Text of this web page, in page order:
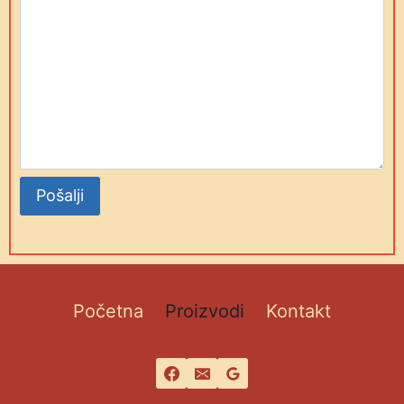
Početna Proizvodi Kontakt